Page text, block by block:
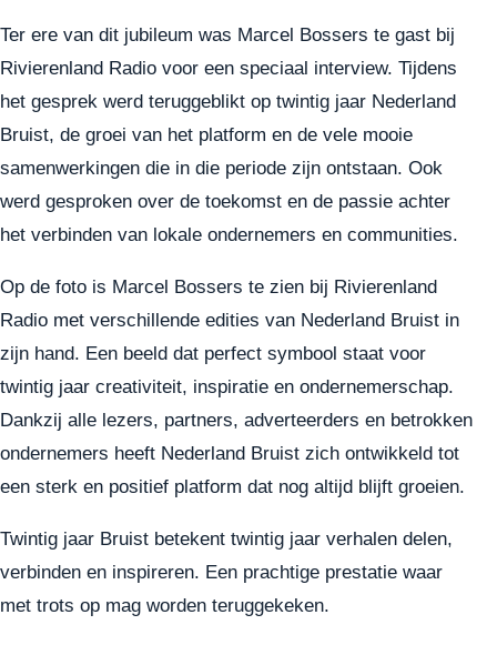
Ter ere van dit jubileum was Marcel Bossers te gast bij
Rivierenland Radio voor een speciaal interview. Tijdens
het gesprek werd teruggeblikt op twintig jaar Nederland
Bruist, de groei van het platform en de vele mooie
samenwerkingen die in die periode zijn ontstaan. Ook
werd gesproken over de toekomst en de passie achter
het verbinden van lokale ondernemers en communities.
Op de foto is Marcel Bossers te zien bij Rivierenland
Radio met verschillende edities van Nederland Bruist in
zijn hand. Een beeld dat perfect symbool staat voor
twintig jaar creativiteit, inspiratie en ondernemerschap.
Dankzij alle lezers, partners, adverteerders en betrokken
ondernemers heeft Nederland Bruist zich ontwikkeld tot
een sterk en positief platform dat nog altijd blijft groeien.
Twintig jaar Bruist betekent twintig jaar verhalen delen,
verbinden en inspireren. Een prachtige prestatie waar
met trots op mag worden teruggekeken.